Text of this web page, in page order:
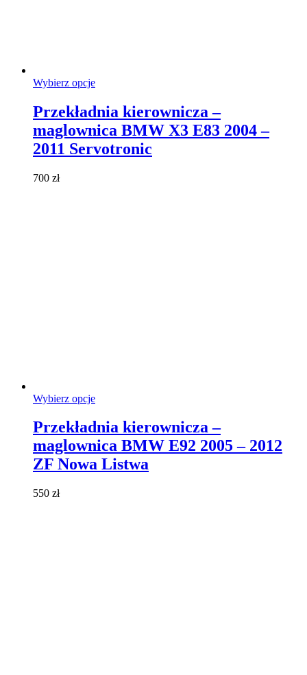
Wybierz opcjeTen
ma
wiele
wariantów.
Opcje
można
Przekładnia kierownicza –
maglownica BMW X3 E83 2004 –
2011 Servotronic
700 zł
Wybierz opcjeTen
ma
wiele
wariantów.
Opcje
można
Przekładnia kierownicza –
maglownica BMW E92 2005 – 2012
ZF Nowa Listwa
550 zł